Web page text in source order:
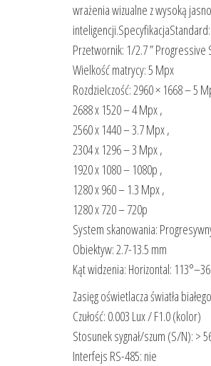
wrażenia wizualne z wysoką
Przetwornik: 1/2.7 ” Progressive
Wielkość matrycy: 5 Mpx
Rozdzielczość: 2960 × 1668 – 5
2688 x 1520 – 4 Mpx ,
2560 x 1440 – 3.7 Mpx ,
2304 x 1296 – 3 Mpx ,
1920 x 1080 – 1080p ,
1280 x 960 – 1.3 Mpx ,
1280 x 720 – 720p
System skanowania:
Obiektyw: 2.7-13.5 mm
Kąt widzenia: Horizontal:
Zasięg oświetlacza światła
Czułość: 0.003 Lux / F1.0 (kolor)
Stosunek sygnał/szum (S/N): >
Interfejs RS-485: nie